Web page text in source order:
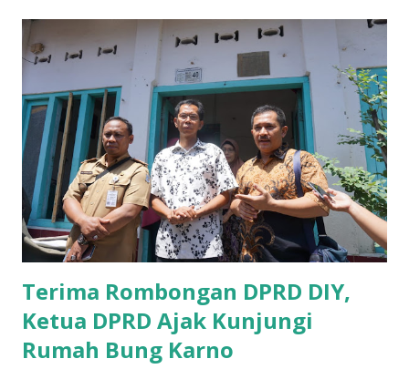
yang sebenarnya ada dana pinjaman lunak untuk mereka. "
Ketika saya menjalankan Reses di Blitar,Kediri dan
Tulungagung , banyak masyarakat sana tak mengetahui ada
dana pinjaman lunak di Bank UMKM untuk para pelaku
UMKM, karena sebenarnya jika Pemprov serius
memberikan sosialisasi sampai ke tingkat desa,maka saya
yakin masyarakat sangat senang sekali," ucap pria yang
akrab dipanggil Gus Udin tersebut. Apalagi menyambut
MEA, seharusnya pelaku UMKM sudah mengerti kalau ada
dana pinjaman unt...
Terima Rombongan DPRD DIY,
Ketua DPRD Ajak Kunjungi
Rumah Bung Karno